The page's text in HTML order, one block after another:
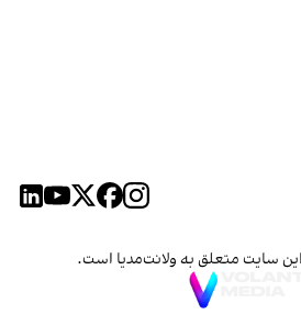
سایت متعلق به ولانت‌مدیا است.